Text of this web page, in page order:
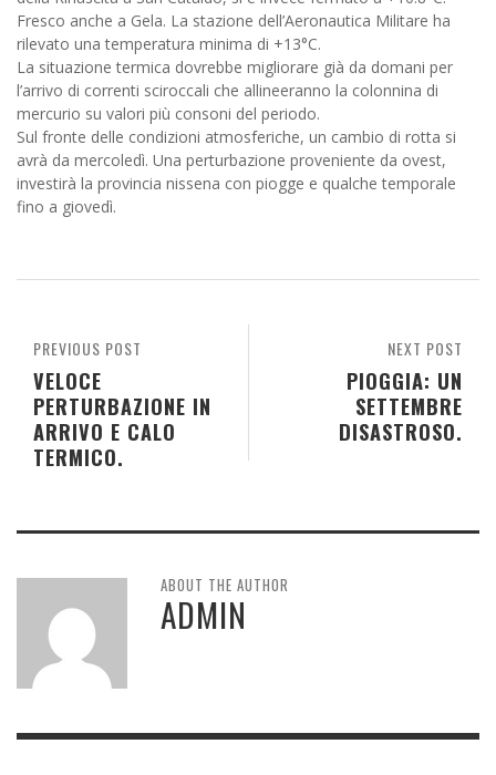
Fresco anche a Gela. La stazione dell’Aeronautica Militare ha
rilevato una temperatura minima di +13°C.
La situazione termica dovrebbe migliorare già da domani per
l’arrivo di correnti sciroccali che allineeranno la colonnina di
mercurio su valori più consoni del periodo.
Sul fronte delle condizioni atmosferiche, un cambio di rotta si
avrà da mercoledì. Una perturbazione proveniente da ovest,
investirà la provincia nissena con piogge e qualche temporale
fino a giovedì.
NEXT POST
PIOGGIA: UN
SETTEMBRE
DISASTROSO.
PREVIOUS POST
VELOCE
PERTURBAZIONE IN
ARRIVO E CALO
TERMICO.
ABOUT THE AUTHOR
ADMIN